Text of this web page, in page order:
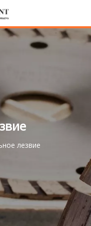
лезвие